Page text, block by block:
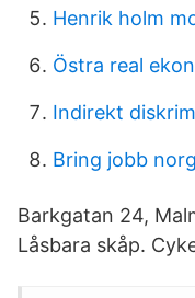
Henrik holm
Östra real
Indirekt
Bring jobb
Barkgatan 24,
Låsbara skåp.